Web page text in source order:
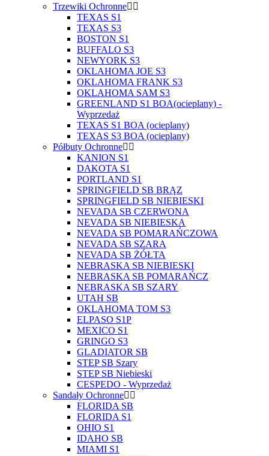
Trzewiki Ochronne
TEXAS S1
TEXAS S3
BOSTON S1
BUFFALO S3
NEWYORK S3
OKLAHOMA JOE S3
OKLAHOMA FRANK S3
OKLAHOMA SAM S3
GREENLAND S1 BOA(ocieplany) -
Wyprzedaż
TEXAS S1 BOA (ocieplany)
TEXAS S3 BOA (ocieplany)
Półbuty Ochronne
KANION S1
DAKOTA S1
PORTLAND S1
SPRINGFIELD SB BRĄZ
SPRINGFIELD SB NIEBIESKI
NEVADA SB CZERWONA
NEVADA SB NIEBIESKA
NEVADA SB POMARAŃCZOWA
NEVADA SB SZARA
NEVADA SB ŻÓŁTA
NEBRASKA SB NIEBIESKI
NEBRASKA SB POMARAŃCZ
NEBRASKA SB SZARY
UTAH SB
OKLAHOMA TOM S3
ELPASO S1P
MEXICO S1
GRINGO S3
GLADIATOR SB
STEP SB Szary
STEP SB Niebieski
CESPEDO - Wyprzedaż
Sandały Ochronne
FLORIDA SB
FLORIDA S1
OHIO S1
IDAHO SB
MIAMI S1